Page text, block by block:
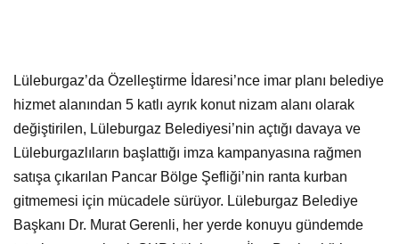
Lüleburgaz’da Özelleştirme İdaresi’nce imar planı belediye
hizmet alanından 5 katlı ayrık konut nizam alanı olarak
değiştirilen, Lüleburgaz Belediyesi’nin açtığı davaya ve
Lüleburgazlıların başlattığı imza kampanyasına rağmen
satışa çıkarılan Pancar Bölge Şefliği’nin ranta kurban
gitmemesi için mücadele sürüyor. Lüleburgaz Belediye
Başkanı Dr. Murat Gerenli, her yerde konuyu gündemde